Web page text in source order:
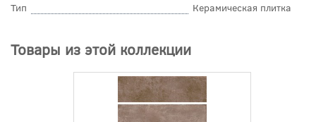
Тип
Керамическая плитка
Товары из этой коллекции